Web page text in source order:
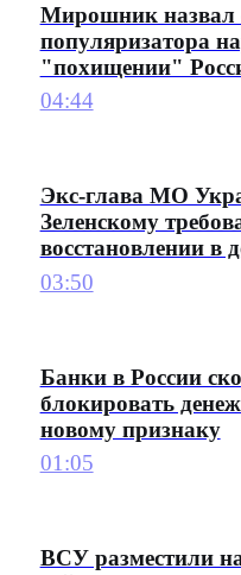
Мирошник назвал
популяризатора
"похищении"
04:44
Экс-глава МО
Зеленскому
восстановлении в
03:50
Банки в России
блокировать
новому признаку
01:05
ВСУ разместили